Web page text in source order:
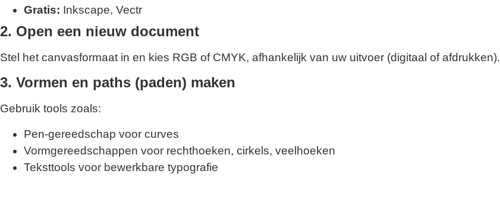
Gratis: Inkscape, Vectr
2. Open een nieuw document
Stel het canvasformaat in en kies RGB of CMYK, afhankelijk van uw uitvoer (digitaal of afdrukken).
3. Vormen en paths (paden) maken
Gebruik tools zoals:
Pen-gereedschap voor curves
Vormgereedschappen voor rechthoeken, cirkels, veelhoeken
Teksttools voor bewerkbare typografie